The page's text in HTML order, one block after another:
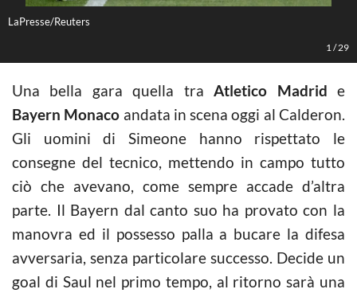
LaPresse/Reuters
1 /29
Una bella gara quella traAtletico Madrid e
Bayern Monaco andata in scena oggi al Calderon.
Gli uomini di Simeone hanno rispettato le
consegne del tecnico, mettendo in campo tutto
ciò che avevano, come sempre accade d’altra
parte. Il Bayern dal canto suo ha provato con la
manovra ed il possesso palla a bucare la difesa
avversaria, senza particolare successo. Decide un
goal di Saul nel primo tempo, al ritorno sarà una